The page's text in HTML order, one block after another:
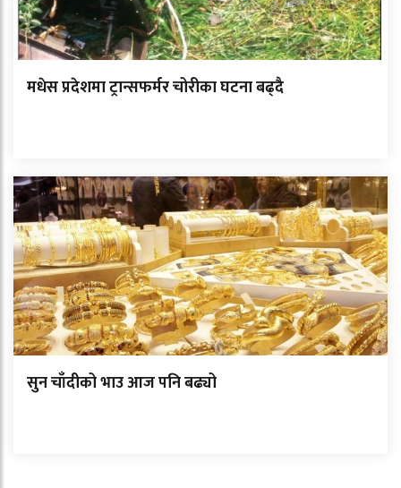
मधेस प्रदेशमा ट्रान्सफर्मर चोरीका घटना बढ्दै
सुन चाँदीको भाउ आज पनि बढ्यो